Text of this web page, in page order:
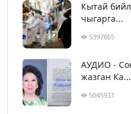
Кытай
чыгарга...
5397865
АУДИО -
жазган Ка...
5045931